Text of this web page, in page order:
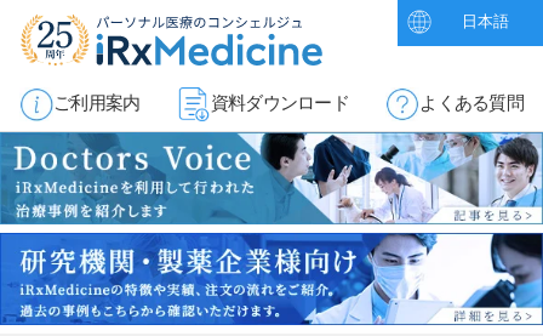
日本語
ご利用案内 資料ダウンロード よくある質問